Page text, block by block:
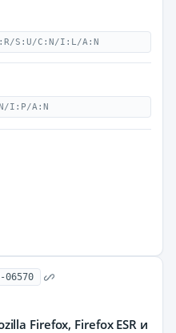
S:U/C:N/I:L/A:N
I:P/A:N
06570
Firefox, Firefox ESR и